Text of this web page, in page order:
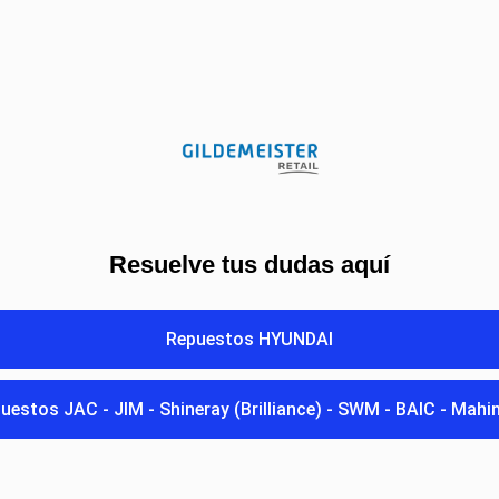
Resuelve tus dudas aquí
Repuestos HYUNDAI
JAC - JIM - Shineray (Brilliance) - SWM - BAIC -